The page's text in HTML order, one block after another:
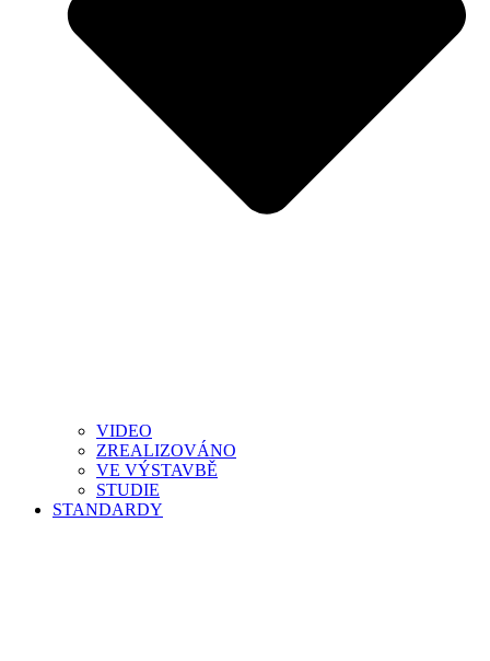
VIDEO
ZREALIZOVÁNO
VE VÝSTAVBĚ
STUDIE
STANDARDY